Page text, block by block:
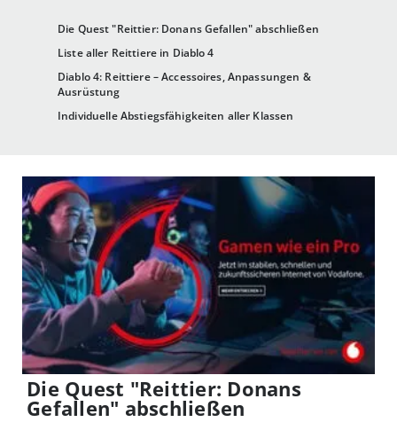
Die Quest "Reittier: Donans Gefallen" abschließen
Liste aller Reittiere in Diablo 4
Diablo 4: Reittiere – Accessoires, Anpassungen &
Ausrüstung
Individuelle Abstiegsfähigkeiten aller Klassen
Die Quest "Reittier: Donans
Gefallen" abschließen